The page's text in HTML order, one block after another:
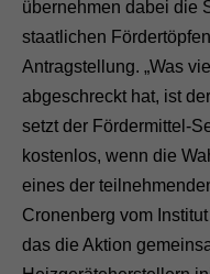
übernehmen dabei die
staatlichen
Antragstellung. „Was
abgeschreckt hat, ist
setzt der Fördermittel-
kostenlos, wenn die
eines der
Cronenberg vom
das die Aktion